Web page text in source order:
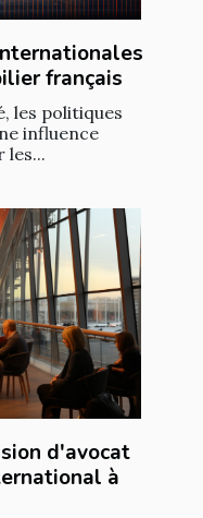
français
les politiques
influence
les...
d'avocat
à